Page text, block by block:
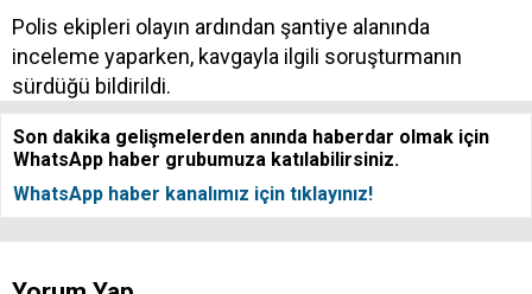
Polis ekipleri olayın ardından şantiye alanında
inceleme yaparken, kavgayla ilgili soruşturmanın
sürdüğü bildirildi.
Son dakika gelişmelerden anında haberdar olmak için
WhatsApp haber grubumuza katılabilirsiniz.
WhatsApp haber kanalımız için tıklayınız!